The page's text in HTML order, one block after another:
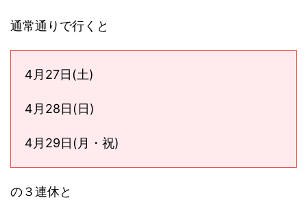
通常通りで行くと
4月27日(土)
4月28日(日)
4月29日(月・祝)
の３連休と